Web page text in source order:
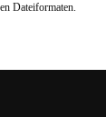
Dateiformaten.